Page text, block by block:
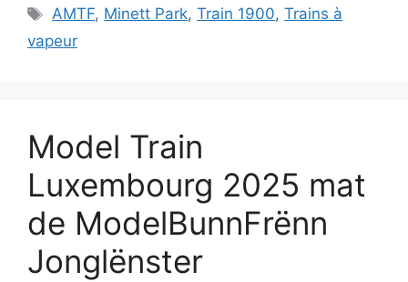
Étiquettes
AMTF, Minett Park,Train 1900,Trains à
vapeur
Model Train
Luxembourg 2025 mat
de ModelBunnFrënn
Jonglënster